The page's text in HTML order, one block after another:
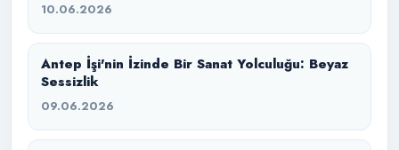
10.06.2026
Antep İşi'nin İzinde Bir Sanat Yolculuğu: Beyaz
Sessizlik
09.06.2026